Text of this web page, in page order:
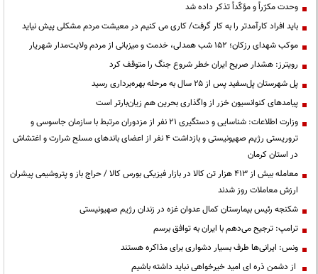
وحدت مکرّراً و مؤکّداً تذکر داده شد
باید افراد کارآمدتر را به کار گرفت/ کاری می کنیم در معیشت مردم مشکلی پیش نیاید
موکب شهدای رزکان؛ ۱۵۲ شب همدلی، خدمت و میزبانی از مردم ولایت‌مدار شهریار
رویترز: هشدار صریح ایران خطر شروع جنگ را متوقف کرد
پل شهرستان پل‌سفید پس از ۲۵ سال به مرحله بهره‌برداری رسید
پیامدهای کنوانسیون خزر از واگذاری بحرین هم زیان‌بارتر است
وزارت اطلاعات: شناسایی و دستگیری ۲۱ نفر از مزدوران مرتبط با سازمان جاسوسی و
تروریستی رژیم صهیونیستی و بازداشت ۴ نفر از اعضای باندهای مسلح شرارت و اغتشاش
در استان کرمان
معامله بیش از ۴۱۳ هزار تن کالا در بازار فیزیکی بورس کالا / حراج باز و پتروشیمی پیشران
ارزش معاملات روز شدند
شکنجه رئیس بیمارستان کمال عدوان غزه در زندان رژیم صهیونیستی
ترامپ: ترجیح می‌دهم با ایران به توافق برسم
ونس: ایرانی‌ها طرف بسیار دشواری برای مذاکره هستند
از دشمن ذره ای امید خیرخواهی نباید داشته باشیم